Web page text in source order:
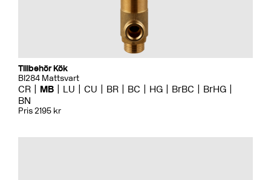
Tillbehör Kök
BI284 Mattsvart
CR MB LU CU BR BC HG BrBC
BrHG
BN
Pris 2195 kr